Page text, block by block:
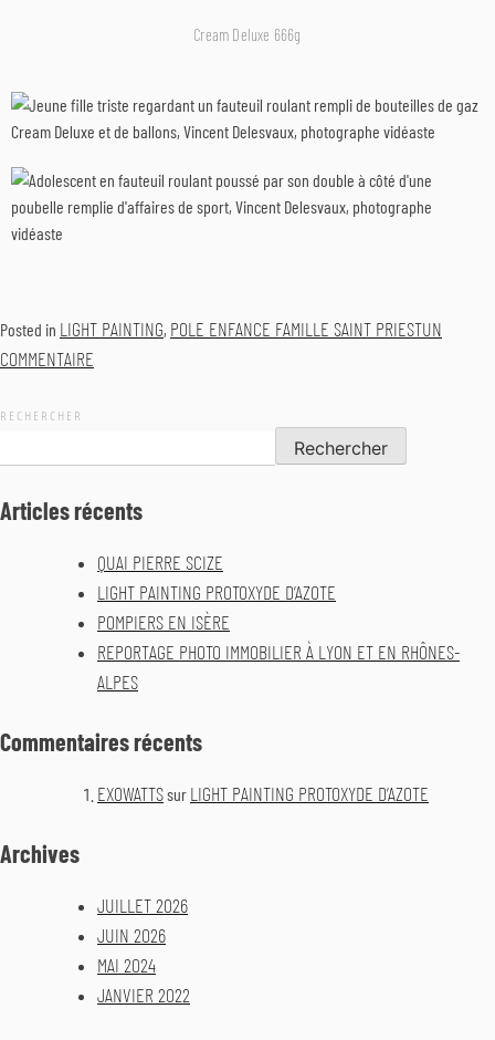
Cream Deluxe 666g
Posted in LIGHT PAINTING, POLE ENFANCE FAMILLE SAINT PRIESTUN
COMMENTAIRE
RECHERCHER
Rechercher
Articles récents
QUAI PIERRE SCIZE
LIGHT PAINTING PROTOXYDE D’AZOTE
POMPIERS EN ISÈRE
REPORTAGE PHOTO IMMOBILIER À LYON ET EN RHÔNES-
ALPES
Commentaires récents
EXOWATTSsur LIGHT PAINTING PROTOXYDE D’AZOTE
Archives
JUILLET 2026
JUIN 2026
MAI 2024
JANVIER 2022